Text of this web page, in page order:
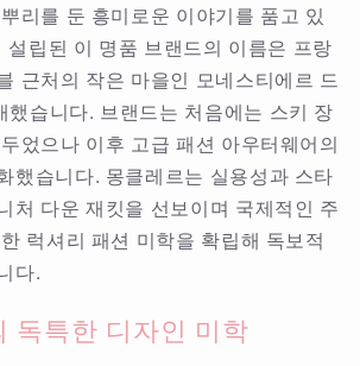
리를 둔 흥미로운 이야기를 품고 있
립된 이 명품 브랜드의 이름은 프랑
근처의 작은 마을인 모네스티에르 드
했습니다. 브랜드는 처음에는 스키 장
었으나 이후 고급 패션 아우터웨어의
했습니다. 몽클레르는 실용성과 스타
처 다운 재킷을 선보이며 국제적인 주
럭셔리 패션 미학을 확립해 독보적
다.
독특한 디자인 미학